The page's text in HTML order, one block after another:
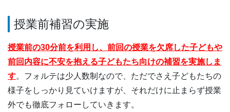
授業前補習の実施
授業前の30分前を利用し、前回の授業を欠席した子どもや
前回内容に不安を抱える子どもたち向けの補習を実施しま
す。フォルテは少人数制なので、ただでさえ子どもたちの
様子をしっかり見ていけますが、それだけに止まらず授業
外でも徹底フォローしていきます。